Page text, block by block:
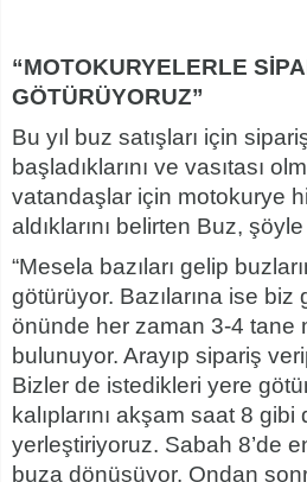
“MOTOKURYELERLE
GÖTÜRÜYORUZ”
Bu yıl buz satışları için
başladıklarını ve vasıtası
vatandaşlar için motokurye
aldıklarını belirten Buz,
“Mesela bazıları gelip
götürüyor. Bazılarına ise biz
önünde her zaman 3-4 tane
bulunuyor. Arayıp sipariş
Bizler de istedikleri yere
kalıplarını akşam saat 8 gibi
yerleştiriyoruz. Sabah 8’de
buza dönüşüyor. Ondan